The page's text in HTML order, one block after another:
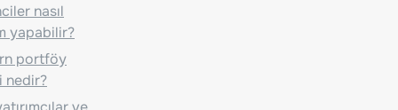
nasıl
yapabilir?
portföy
nedir?